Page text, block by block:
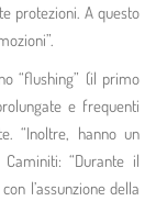
protezioni. A questo
“flushing” (il primo
e frequenti
“Inoltre, hanno un
“Durante il
l’assunzione della